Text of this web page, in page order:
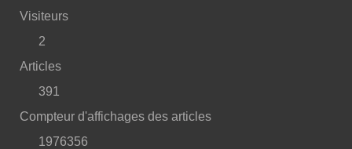
Visiteurs
2
Articles
391
Compteur d'affichages des articles
1976356